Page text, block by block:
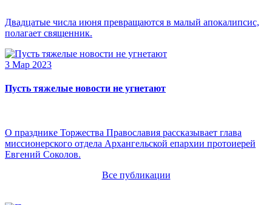
Двадцатые числа июня превращаются в малый апокалипсис,
полагает священник.
3 Мар 2023
Пусть тяжелые новости не угнетают
О празднике Торжества Православия рассказывает глава
миссионерского отдела Архангельской епархии протоиерей
Евгений Соколов.
Все публикации